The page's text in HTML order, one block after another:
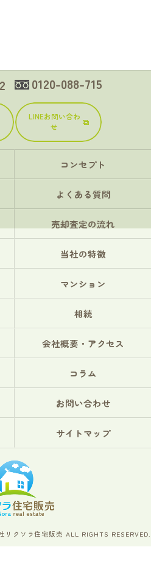
0120-088-715
LINEお問い合わ
せ
コンセプト
よくある質問
売却査定の流れ
当社の特徴
マンション
相続
会社概要・アクセス
コラム
お問い合わせ
サイトマップ
クソラ住宅販売 ALL RIGHTS RESERVED.